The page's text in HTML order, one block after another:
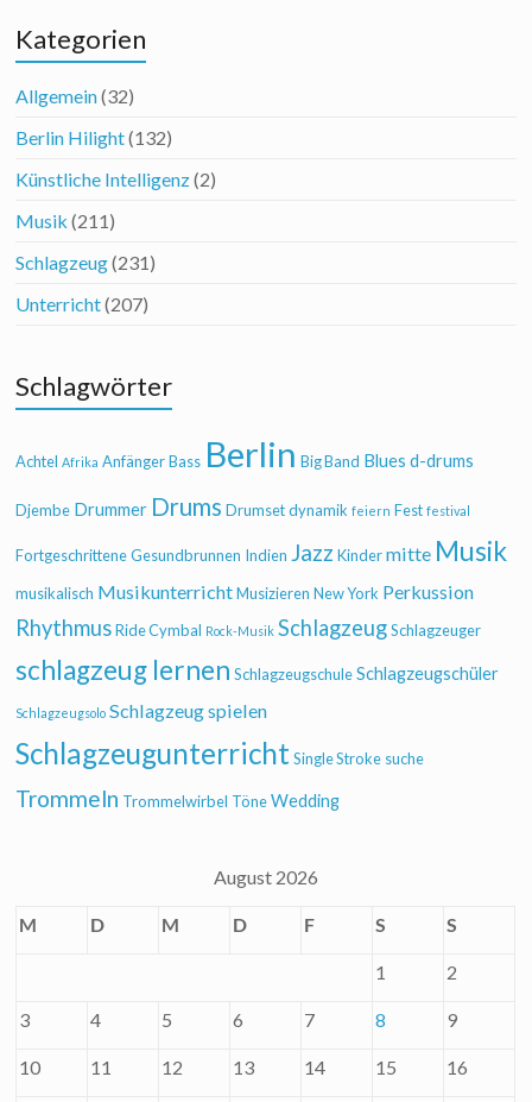
Kategorien
Allgemein(32)
Berlin Hilight(132)
Künstliche Intelligenz(2)
Musik (211)
Schlagzeug(231)
Unterricht(207)
Schlagwörter
Achtel Afrika Anfänger Bass Berlin Big Band Blues d-drums
Djembe Drummer Drums Drumset dynamik feiern Fest festival
Fortgeschrittene Gesundbrunnen Indien Jazz Kinder mitte Musik
musikalisch Musikunterricht Musizieren New York Perkussion
Rhythmus Ride Cymbal Rock-Musik Schlagzeug Schlagzeuger
schlagzeug lernen Schlagzeugschule Schlagzeugschüler
Schlagzeugsolo Schlagzeug spielen
Schlagzeugunterricht Single Stroke suche
Trommeln Trommelwirbel Töne Wedding
August 2026
M D M D F S S
1 2
3 4 5 6 7 8 9
10 11 12 13 14 15 16